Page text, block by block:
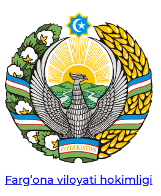
Farg‘оnа vilоyati hоkimligi